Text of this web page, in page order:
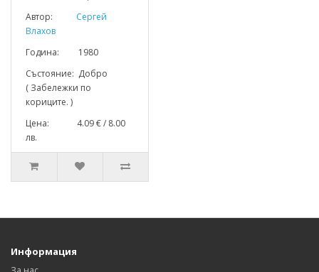
Автор:
Сергей
Влахов
Година: 1980
Състояние: Добро
( Забележки по
кориците. )
Цена: 4.09 € / 8.00
лв.
Информация